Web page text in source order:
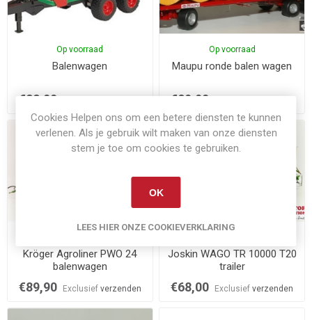
Op voorraad
Balenwagen
€22,00
Op voorraad
Maupu ronde balen wagen
€89,90
Kröger Agroliner PWO 24
balenwagen
€89,90 Exclusief verzenden
Joskin WAGO TR 10000 T20
trailer
€68,00 Exclusiefverzenden
Cookies Helpen ons om een betere diensten te kunnen
verlenen. Als je gebruik wilt maken van onze diensten
stem je toe om cookies te gebruiken.
OK
LEES HIER ONZE COOKIEVERKLARING